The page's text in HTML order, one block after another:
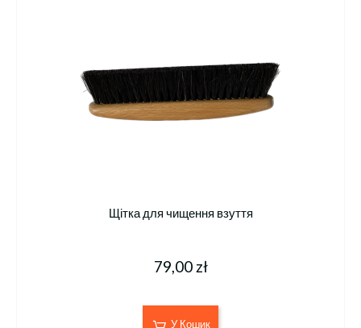
Щітка для чищення взуття
79,00 zł
У Кошик